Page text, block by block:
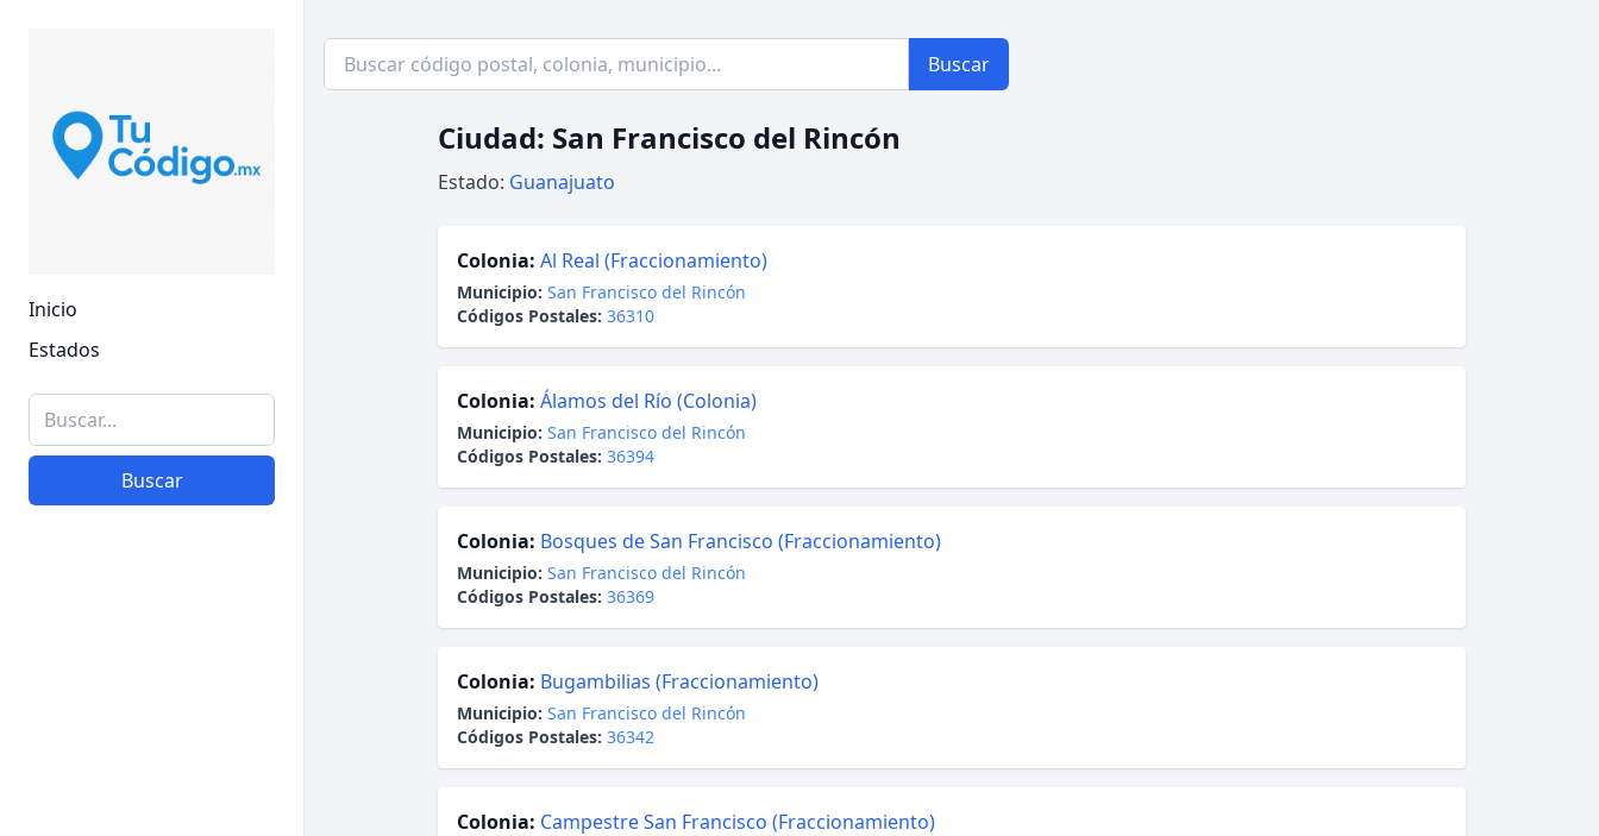
Inicio
Estados
Buscar
Buscar
Ciudad: San Francisco del Rincón
Estado: Guanajuato
Colonia: Al Real (Fraccionamiento)
Municipio: San Francisco del Rincón
Códigos Postales: 36310
Colonia: Álamos del Río (Colonia)
Municipio: San Francisco del Rincón
Códigos Postales: 36394
Colonia: Bosques de San Francisco (Fraccionamiento)
Municipio: San Francisco del Rincón
Códigos Postales: 36369
Colonia: Bugambilias (Fraccionamiento)
Municipio: San Francisco del Rincón
Códigos Postales: 36342
Colonia: Campestre San Francisco (Fraccionamiento)